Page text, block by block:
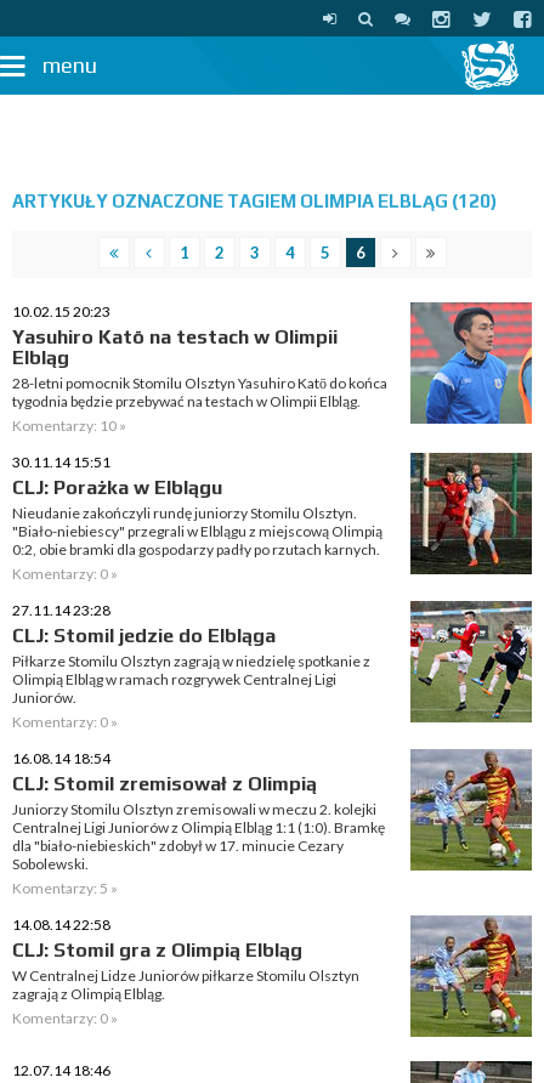
menu
ARTYKUŁY OZNACZONE TAGIEM OLIMPIA ELBLĄG (120)
1 2 3 4 5 6
10.02.15 20:23
Yasuhiro Katō na testach w Olimpii
Elbląg
28-letni pomocnik Stomilu Olsztyn Yasuhiro Katō do końca
tygodnia będzie przebywać na testach w Olimpii Elbląg.
Komentarzy: 10 »
30.11.14 15:51
CLJ: Porażka w Elblągu
Nieudanie zakończyli rundę juniorzy Stomilu Olsztyn.
"Biało-niebiescy" przegrali w Elblągu z miejscową Olimpią
0:2, obie bramki dla gospodarzy padły po rzutach karnych.
Komentarzy: 0 »
27.11.14 23:28
CLJ: Stomil jedzie do Elbląga
Piłkarze Stomilu Olsztyn zagrają w niedzielę spotkanie z
Olimpią Elbląg w ramach rozgrywek Centralnej Ligi
Juniorów.
Komentarzy: 0 »
16.08.14 18:54
CLJ: Stomil zremisował z Olimpią
Juniorzy Stomilu Olsztyn zremisowali w meczu 2. kolejki
Centralnej Ligi Juniorów z Olimpią Elbląg 1:1 (1:0). Bramkę
dla "biało-niebieskich" zdobył w 17. minucie Cezary
Sobolewski.
Komentarzy: 5 »
14.08.14 22:58
CLJ: Stomil gra z Olimpią Elbląg
W Centralnej Lidze Juniorów piłkarze Stomilu Olsztyn
zagrają z Olimpią Elbląg.
Komentarzy: 0 »
12.07.14 18:46